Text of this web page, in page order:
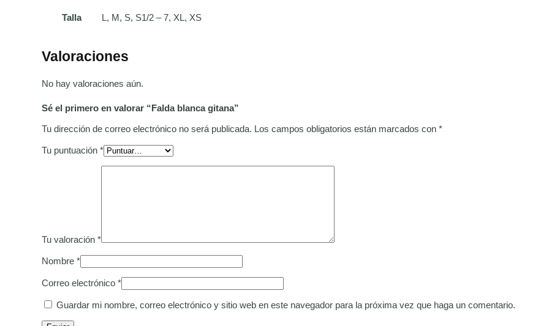
Talla L, M, S, S1/2 – 7, XL, XS
Valoraciones
No hay valoraciones aún.
Sé el primero en valorar “Falda blanca gitana”
Tu dirección de correo electrónico no será publicada. Los campos obligatorios están marcados con *
Tu puntuación *
Tu valoración *
Nombre *
Correo electrónico *
Guardar mi nombre, correo electrónico y sitio web en este navegador para la próxima vez que haga un comentario.